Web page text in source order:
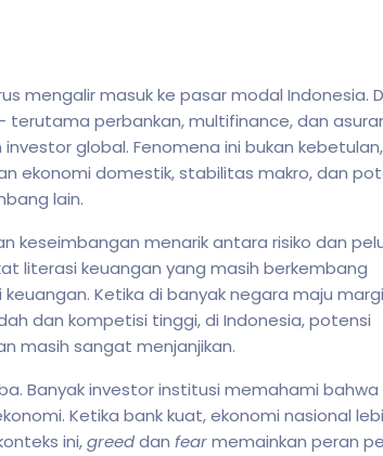
mengalir masuk ke pasar modal Indonesia.
perbankan, multifinance, dan
global. Fenomena ini bukan kebetulan,
ekonomi domestik, stabilitas makro, dan
lain.
keseimbangan menarik antara risiko dan
literasi keuangan yang masih berkembang
Ketika di banyak negara maju
dan kompetisi tinggi, di Indonesia, potensi
masih sangat menjanjikan.
Banyak investor institusi memahami
Ketika bank kuat, ekonomi nasional
ini,greeddan fearmemainkan peran